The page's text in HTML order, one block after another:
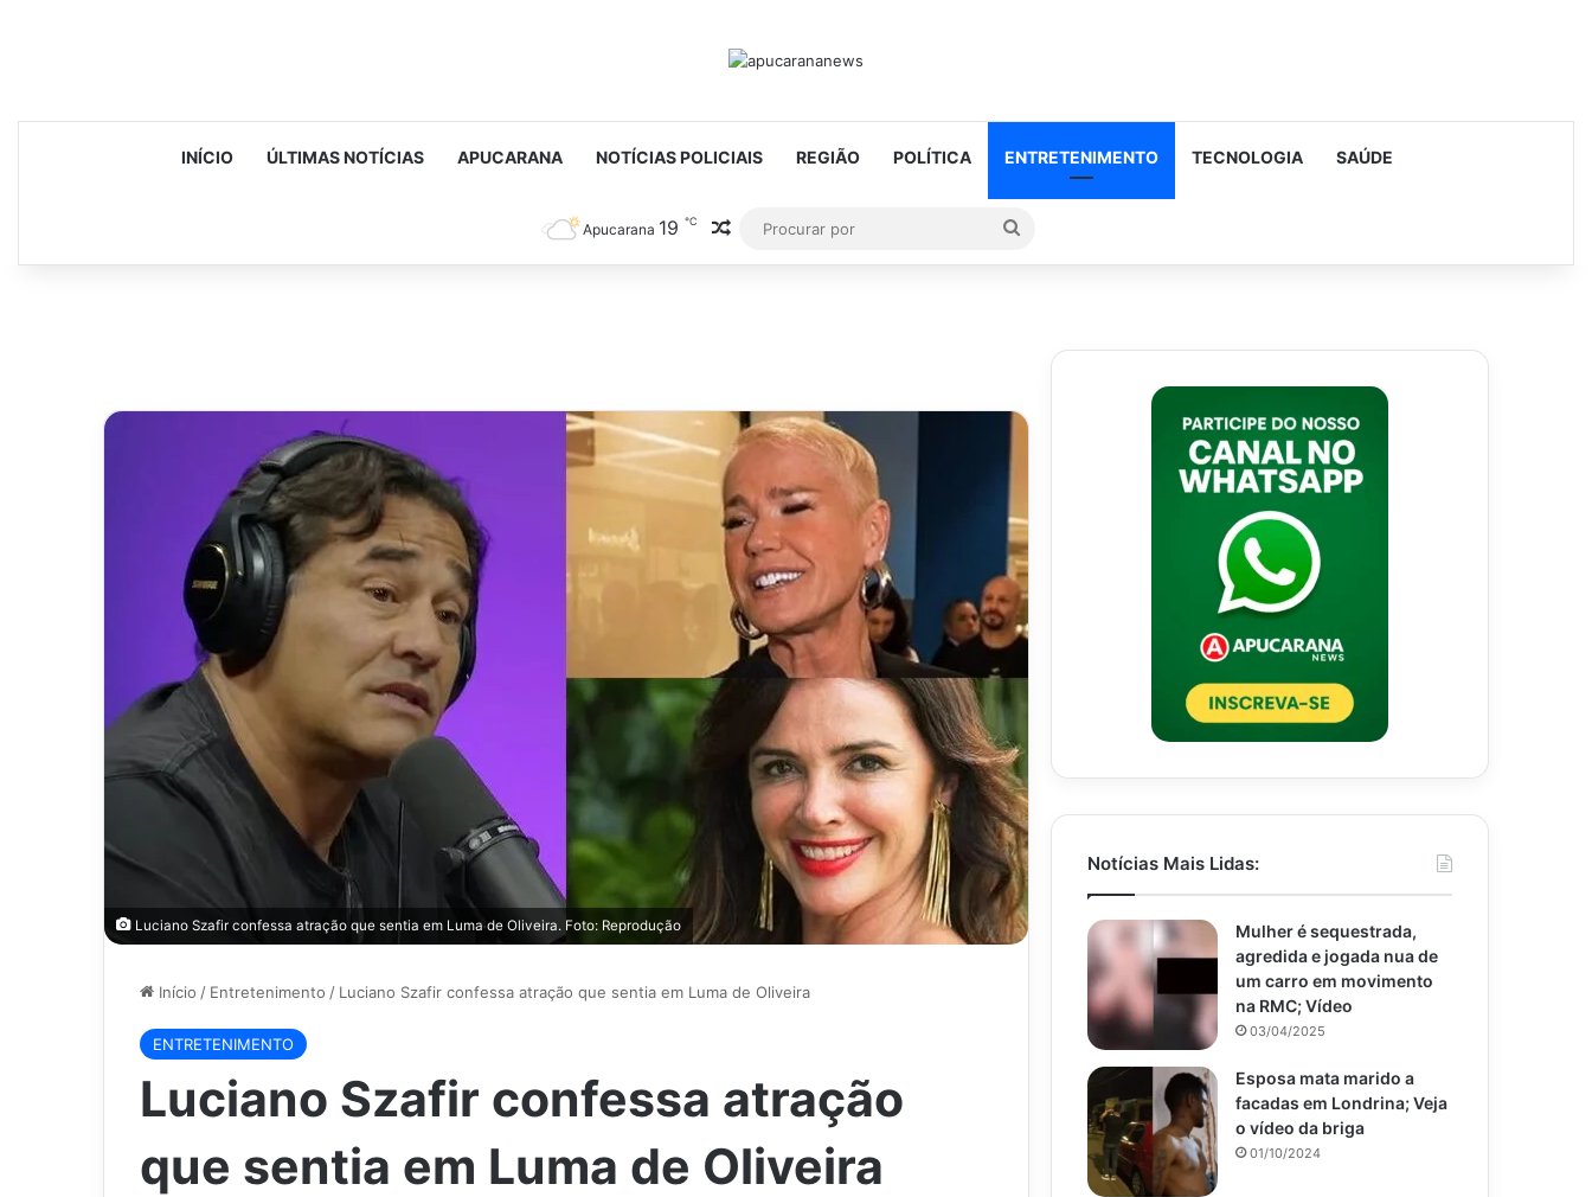
INÍCIO ÚLTIMAS NOTÍCIAS APUCARANA NOTÍCIAS POLICIAIS REGIÃO POLÍTICA ENTRETENIMENTO TECNOLOGIA SAÚDE
Apucarana 19 ℃ Artigo aleatório
Procurar
por
Luciano Szafir confessa atração que sentia em Luma de Oliveira. Foto: Reprodução
Início / Entretenimento / Luciano Szafir confessa atração que sentia em Luma de Oliveira
ENTRETENIMENTO
Luciano Szafir confessa atração
que sentia em Luma de Oliveira
Notícias Mais Lidas:
Mulher é sequestrada,
agredida e jogada nua de
um carro em movimento
na RMC; Vídeo
03/04/2025
Esposa mata marido a
facadas em Londrina; Veja
o vídeo da briga
01/10/2024